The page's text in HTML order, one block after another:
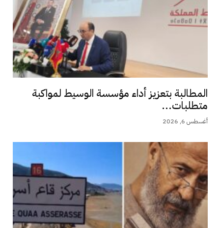
المطالبة بتعزيز أداء مؤسسة الوسيط لمواكبة
متطلبات...
أغسطس 6, 2026